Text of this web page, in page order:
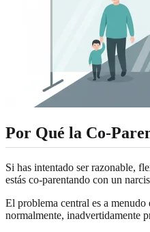
Por Qué la Co-
Si has intentado ser razonable,
estás co-parentando con un
El problema central es a
normalmente, inadvertidamente